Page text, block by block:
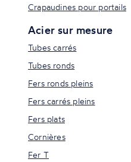
Crapaudines pour portails
Acier sur mesure
Tubes carrés
Tubes ronds
Fers ronds pleins
Fers carrés pleins
Fers plats
Cornières
Fer T